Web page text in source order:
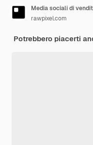
rawpixel.com
Potrebbero piacerti